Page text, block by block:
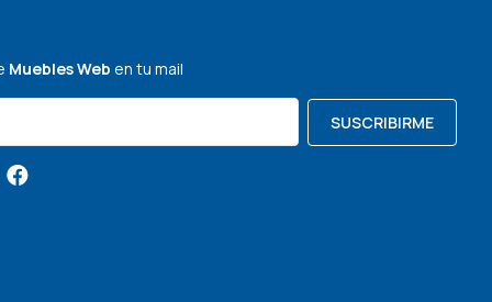
Muebles Web en tu mail
SUSCRIBIRME